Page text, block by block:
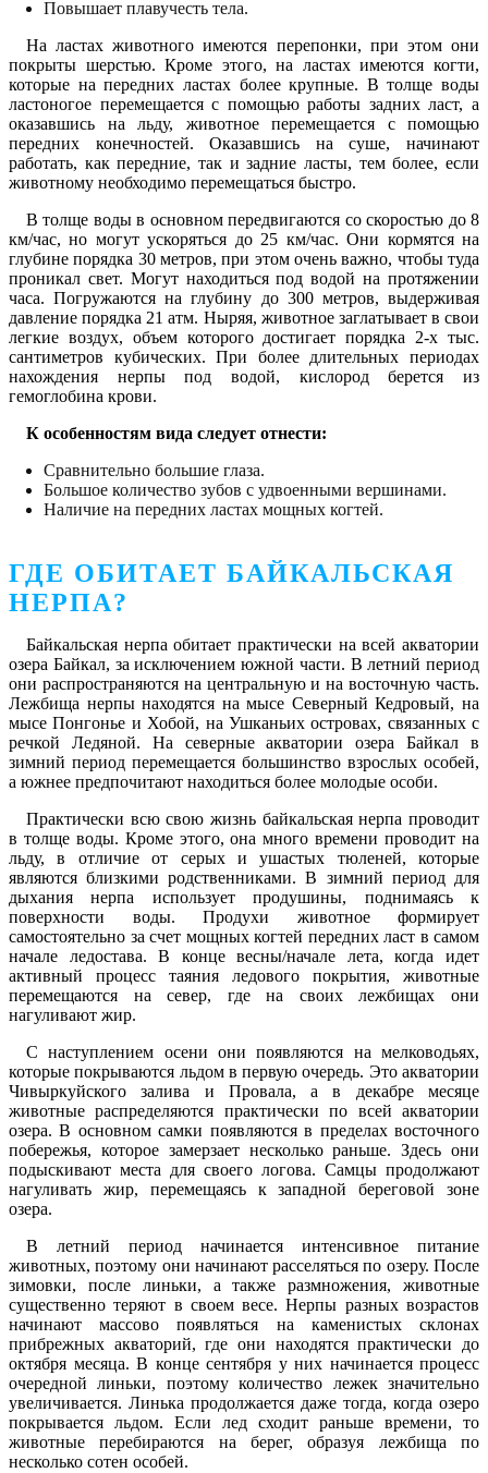
Повышает плавучесть тела.
На ластах животного имеются перепонки, при этом они
покрыты шерстью. Кроме этого, на ластах имеются когти,
которые на передних ластах более крупные. В толще воды
ластоногое перемещается с помощью работы задних ласт, а
оказавшись на льду, животное перемещается с помощью
передних конечностей. Оказавшись на суше, начинают
работать, как передние, так и задние ласты, тем более, если
животному необходимо перемещаться быстро.
В толще воды в основном передвигаются со скоростью до 8
км/час, но могут ускоряться до 25 км/час. Они кормятся на
глубине порядка 30 метров, при этом очень важно, чтобы туда
проникал свет. Могут находиться под водой на протяжении
часа. Погружаются на глубину до 300 метров, выдерживая
давление порядка 21 атм. Ныряя, животное заглатывает в свои
легкие воздух, объем которого достигает порядка 2-х тыс.
сантиметров кубических. При более длительных периодах
нахождения нерпы под водой, кислород берется из
гемоглобина крови.
К особенностям вида следует отнести:
Сравнительно большие глаза.
Большое количество зубов с удвоенными вершинами.
Наличие на передних ластах мощных когтей.
ГДЕ ОБИТАЕТ БАЙКАЛЬСКАЯ
НЕРПА?
Байкальская нерпа обитает практически на всей акватории
озера Байкал, за исключением южной части. В летний период
они распространяются на центральную и на восточную часть.
Лежбища нерпы находятся на мысе Северный Кедровый, на
мысе Понгонье и Хобой, на Ушканьих островах, связанных с
речкой Ледяной. На северные акватории озера Байкал в
зимний период перемещается большинство взрослых особей,
а южнее предпочитают находиться более молодые особи.
Практически всю свою жизнь байкальская нерпа проводит
в толще воды. Кроме этого, она много времени проводит на
льду, в отличие от серых и ушастых тюленей, которые
являются близкими родственниками. В зимний период для
дыхания нерпа использует продушины, поднимаясь к
поверхности воды. Продухи животное формирует
самостоятельно за счет мощных когтей передних ласт в самом
начале ледостава. В конце весны/начале лета, когда идет
активный процесс таяния ледового покрытия, животные
перемещаются на север, где на своих лежбищах они
нагуливают жир.
С наступлением осени они появляются на мелководьях,
которые покрываются льдом в первую очередь. Это акватории
Чивыркуйского залива и Провала, а в декабре месяце
животные распределяются практически по всей акватории
озера. В основном самки появляются в пределах восточного
побережья, которое замерзает несколько раньше. Здесь они
подыскивают места для своего логова. Самцы продолжают
нагуливать жир, перемещаясь к западной береговой зоне
озера.
В летний период начинается интенсивное питание
животных, поэтому они начинают расселяться по озеру. После
зимовки, после линьки, а также размножения, животные
существенно теряют в своем весе. Нерпы разных возрастов
начинают массово появляться на каменистых склонах
прибрежных акваторий, где они находятся практически до
октября месяца. В конце сентября у них начинается процесс
очередной линьки, поэтому количество лежек значительно
увеличивается. Линька продолжается даже тогда, когда озеро
покрывается льдом. Если лед сходит раньше времени, то
животные перебираются на берег, образуя лежбища по
несколько сотен особей.